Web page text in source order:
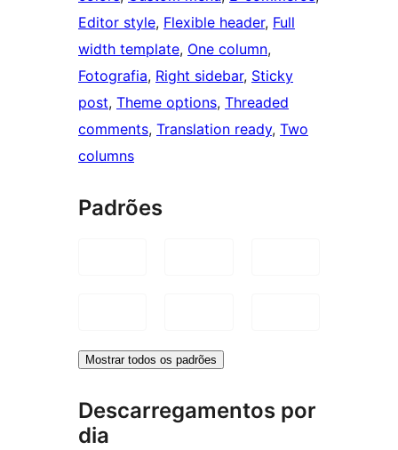
Editor style, Flexible header, Full
width template, One column
Fotografia, Right sidebar, Sticky
post, Theme options, Threaded
comments, Translation ready, Two
columns
Padrões
Mostrar todos os padrões
Descarregamentos por
dia